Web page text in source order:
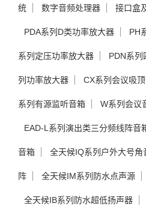
统 数字音频处理器 接口盒
PDA系列D类功率放大器 PH
系列定压功率放大器 PDN系列
列功率放大器 CX系列会议吸
系列有源监听音箱 W系列会议
EAD-L系列演出类三分频线阵音
音箱 全天候IQ系列户外大号角
阵 全天候IM系列防水点声源
全天候IB系列防水超低扬声器